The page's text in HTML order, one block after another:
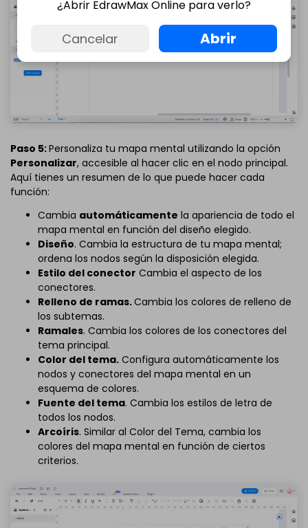
Paso 5:Personaliza tu mapa mental utilizando la opción
Personalizar, accesible al hacer clic en el nodo principal.
Aquí tienes un resumen de lo que puede hacer cada
función:
Cambia automáticamente la apariencia de todo el
mapa mental en función del diseño elegido.
Diseño. Cambia la estructura de tu mapa mental;
ordena los nodos según la disposición elegida.
Estilo del conector Cambia el aspecto de los
conectores.
Relleno de ramas.Cambia los colores de relleno de
los subtemas.
Ramales. Cambia los colores de los conectores del
tema principal.
Color del tema. Configura automáticamente los
nodos y conectores del mapa mental en un
esquema de colores.
Fuente del tema. Cambia los estilos de letra de
todos los nodos.
Arcoíris. Similar al Color del Tema, cambia los
colores del mapa mental en función de ciertos
criterios.
¿Abrir EdrawMax Online para verlo?
Cancelar Abrir